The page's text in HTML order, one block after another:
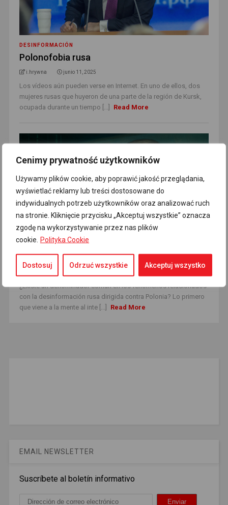
Cenimy prywatność użytkowników
Używamy plików cookie, aby poprawić jakość przeglądania,
wyświetlać reklamy lub treści dostosowane do
indywidualnych potrzeb użytkowników oraz analizować ruch
na stronie. Kliknięcie przycisku „Akceptuj wszystkie” oznacza
zgodę na wykorzystywanie przez nas plików
cookie. Polityka Cookie
Dostosuj Odrzuć wszystkie Akceptuj wszystko
DESINFORMACIÓN
Polonofobia rusa
i.hrywna junio 11, 2025
Los vídeos aún pueden verse en Internet. En uno de ellos, dos
mujeres rusas que huyeron de una parte de la región de Kursk,
ocupada durante un tiempo [...]
Read More
CAMPAÑAS DE DESINFORMACIÓN
La verdad sojuzgada a la manera rus
¿Existe un denominador común en los fenómenos relacionados
con la desinformación rusa dirigida contra Polonia? Lo primero
que viene a la mente al inte [...]
Read More
EMAIL NEWSLETTER
Suscríbete al boletín informativo